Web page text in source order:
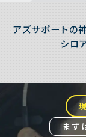
アズサポートの
シロ
まず